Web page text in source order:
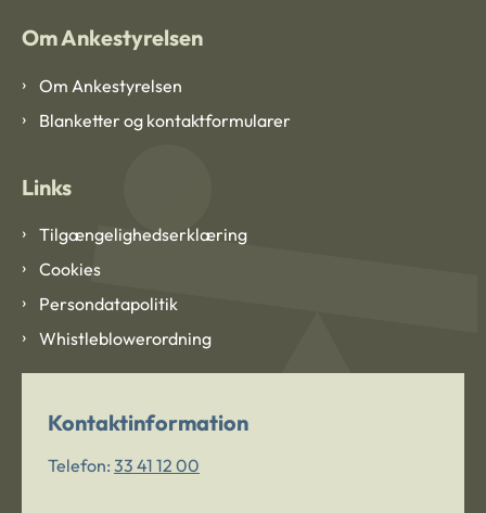
Om Ankestyrelsen
Om Ankestyrelsen
Blanketter og kontaktformularer
Links
Tilgængelighedserklæring
Cookies
Persondatapolitik
Whistleblowerordning
Kontaktinformation
Telefon: 33 41 12 00